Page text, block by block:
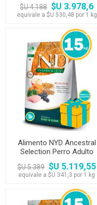
$U 4.188 $U 3.978,6
equivale a $U 530,48 por 1 kg
Alimento NYD Ancestral
Selection Perro Adulto
Razas Gigantes 15 kg
$U 5.389 $U 5.119,55
equivale a $U 341,3 por 1 kg